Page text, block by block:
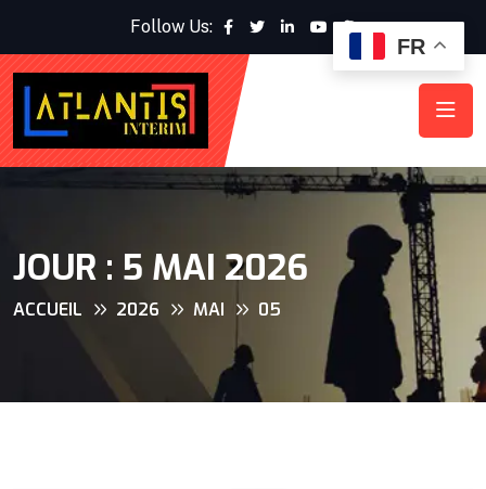
Follow Us:
JOUR : 5 MAI 2026
ACCUEIL 2026 MAI 05
FR